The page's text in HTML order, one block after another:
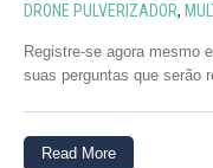
DRONE PULVERIZADOR,
Registre-se agora mesmo
suas perguntas que serão
Read More